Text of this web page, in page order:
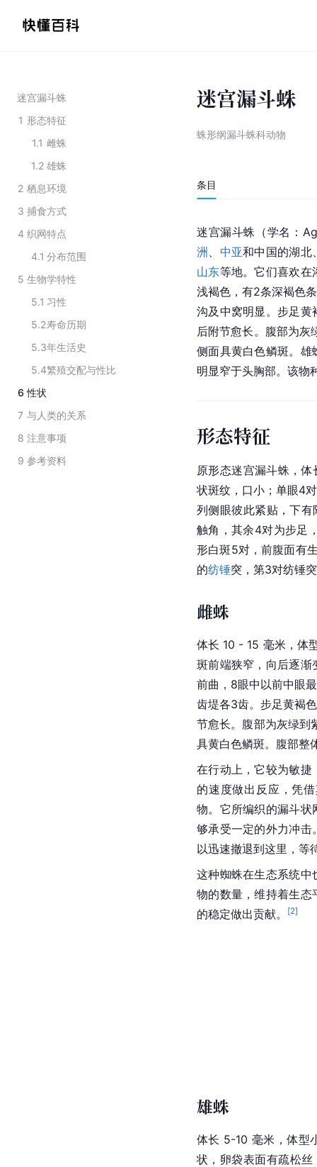
迷宫漏斗蛛
1 形态特征
1.1 雌蛛
1.2 雄蛛
2 栖息环境
3 捕食方式
4 织网特点
4.1 分布范围
5 生物学特性
5.1 习性
5.2寿命历期
5.3年生活史
5.4繁殖交配与性比
6 性状
7 与人类的关系
8 注意事项
9 参考资料
迷宫漏斗蛛
蛛形纲漏斗蛛科动物
条目
迷宫漏斗蛛（学名：
洲
中亚和中国的湖北
山东等地。它们喜欢在
浅褐色，有2条深褐色
沟及中窝明显。步足黄
后附节愈长。腹部为灰
侧面具黄白色鳞斑。雄
明显窄于头胸部。该物
形态特征
原形态迷宫漏斗蛛，
状斑纹，口小；单眼4
列侧眼彼此紧贴，下有
触角，其余4对为步足
形白斑5对，前腹面有
的纺锤突，第3对纺锤
雌蛛
体长 10 - 15 毫米，体
斑前端狭窄，向后逐渐
前曲，8眼中以前中眼
齿堤各3齿。步足黄褐
节愈长。腹部为灰绿到
具黄白色鳞斑。腹部整
在行动上，它较为敏捷
的速度做出反应，凭
物。它所编织的漏斗状
够承受一定的外力冲击
以迅速撤退到这里，等
这种蜘蛛在生态系统中
物的数量，维持着生态
的稳定做出贡献。
[2]
雄蛛
体长 5-10 毫米，体型
状，卵袋表面有疏松